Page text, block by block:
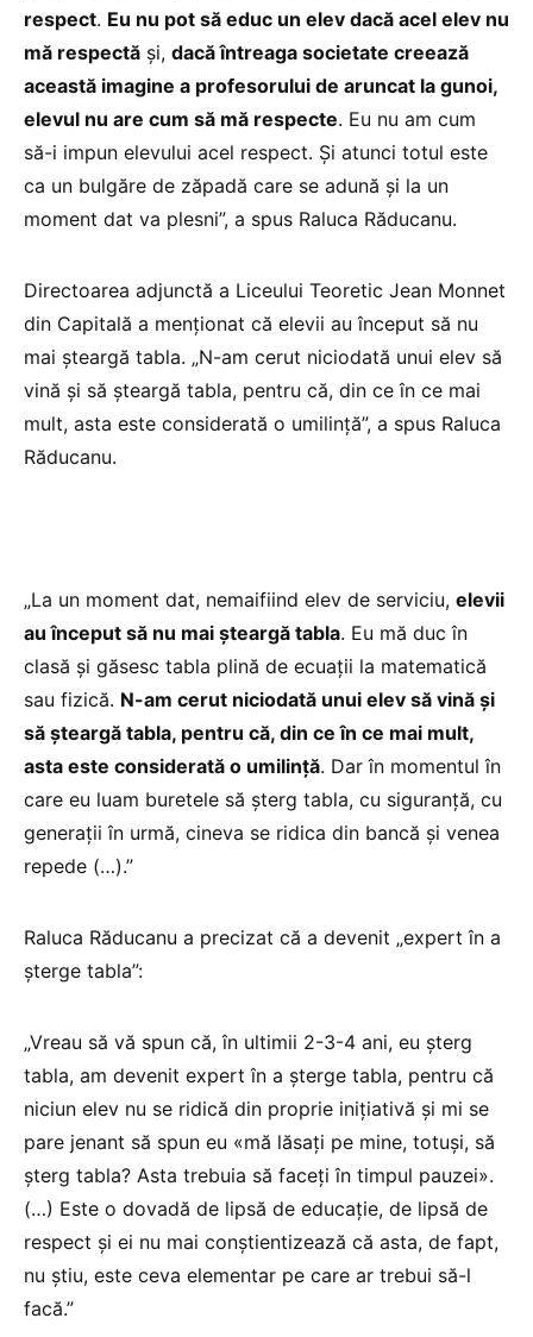
respect. Eu nu pot să educ un elev dacă acel elev nu
mă respectă și, dacă întreaga societate creează
această imagine a profesorului de aruncat la gunoi,
elevul nu are cum să mă respecte. Eu nu am cum
să-i impun elevului acel respect. Și atunci totul este
ca un bulgăre de zăpadă care se adună și la un
moment dat va plesni”, a spus Raluca Răducanu.
Directoarea adjunctă a Liceului Teoretic Jean Monnet
din Capitală a menționat că elevii au început să nu
mai șteargă tabla. „N-am cerut niciodată unui elev să
vină și să șteargă tabla, pentru că, din ce în ce mai
mult, asta este considerată o umilință”, a spus Raluca
Răducanu.
„La un moment dat, nemaifiind elev de serviciu, elevii
au început să nu mai șteargă tabla. Eu mă duc în
clasă și găsesc tabla plină de ecuații la matematică
sau fizică. N-am cerut niciodată unui elev să vină și
să șteargă tabla, pentru că, din ce în ce mai mult,
asta este considerată o umilință. Dar în momentul în
care eu luam buretele să șterg tabla, cu siguranță, cu
generații în urmă, cineva se ridica din bancă și venea
repede (…).”
Raluca Răducanu a precizat că a devenit „expert în a
șterge tabla”:
„Vreau să vă spun că, în ultimii 2-3-4 ani, eu șterg
tabla, am devenit expert în a șterge tabla, pentru că
niciun elev nu se ridică din proprie inițiativă și mi se
pare jenant să spun eu «mă lăsați pe mine, totuși, să
șterg tabla? Asta trebuia să faceți în timpul pauzei».
(…) Este o dovadă de lipsă de educație, de lipsă de
respect și ei nu mai conștientizează că asta, de fapt,
nu știu, este ceva elementar pe care ar trebui să-l
facă.”